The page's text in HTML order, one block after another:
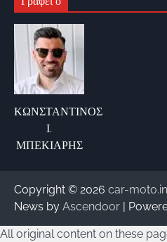
ΚΩΝΣΤΑΝΤΙΝΟΣ
Ι.
ΜΠΕΚΙΑΡΗΣ
Copyright © 2026 car-
News by Ascendoor |
All original content on these